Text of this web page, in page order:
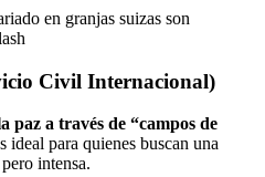
en granjas suizas son
Civil Internacional)
paz a través de “campos de
ideal para quienes buscan una
intensa.